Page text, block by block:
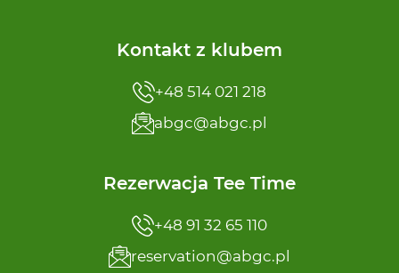
Kontakt z klubem
+48 514 021 218
abgc@abgc.pl
Rezerwacja Tee Time
+48 91 32 65 110
reservation@abgc.pl